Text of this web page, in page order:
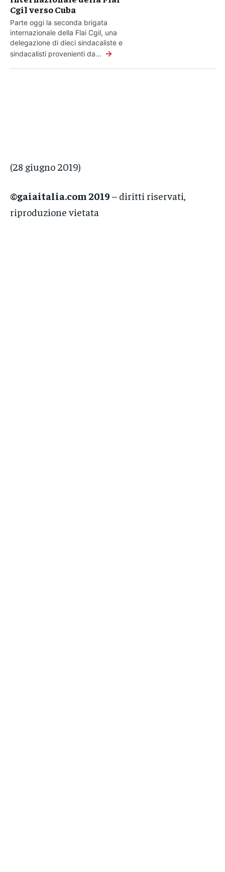
Cgil verso Cuba
Parte oggi la seconda brigata
internazionale della Flai Cgil, una
delegazione di dieci sindacaliste e
sindacalisti provenienti da... →
(28 giugno 2019)
©gaiaitalia.com 2019 – diritti riservati,
riproduzione vietata